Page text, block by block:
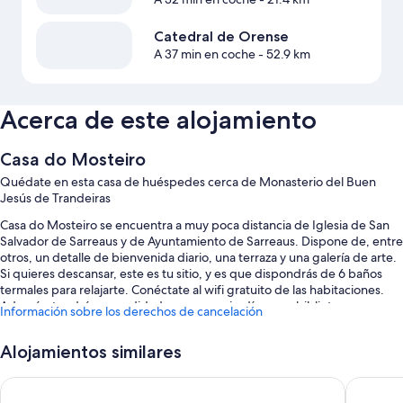
Catedral de Orense
A 37 min en coche- 52.9 km
Acerca de este alojamiento
Casa do Mosteiro
Quédate en esta casa de huéspedes cerca de Monasterio del Buen
Jesús de Trandeiras
Casa do Mosteiro se encuentra a muy poca distancia de Iglesia de San
Salvador de Sarreaus y de Ayuntamiento de Sarreaus. Dispone de, entre
otros, un detalle de bienvenida diario, una terraza y una galería de arte.
Si quieres descansar, este es tu sitio, y es que dispondrás de 6 baños
termales para relajarte. Conéctate al wifi gratuito de las habitaciones.
Además, tendrás comodidades como un jardín y una biblioteca.
Aparcamiento gratis
Bicicletas gratuitas en las instalaciones, un servicio de transporte
Información sobre los derechos de cancelación
Alojamientos similares
Hotel Villa de Verin